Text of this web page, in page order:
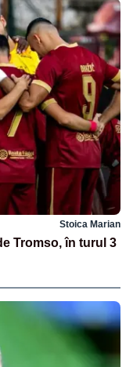
Stoica Marian
Tromso, în turul 3